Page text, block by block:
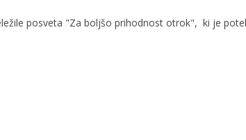
posveta "Za boljšo prihodnost otrok", ki je